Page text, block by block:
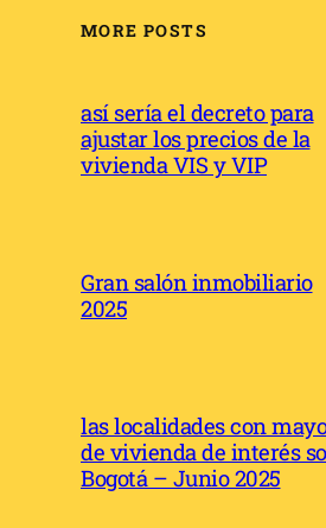
MORE POSTS
así sería el decreto para
ajustar los precios de la
vivienda VIS y VIP
Gran salón inmobiliario
2025
las localidades con
de vivienda de interés
Bogotá – Junio 2025